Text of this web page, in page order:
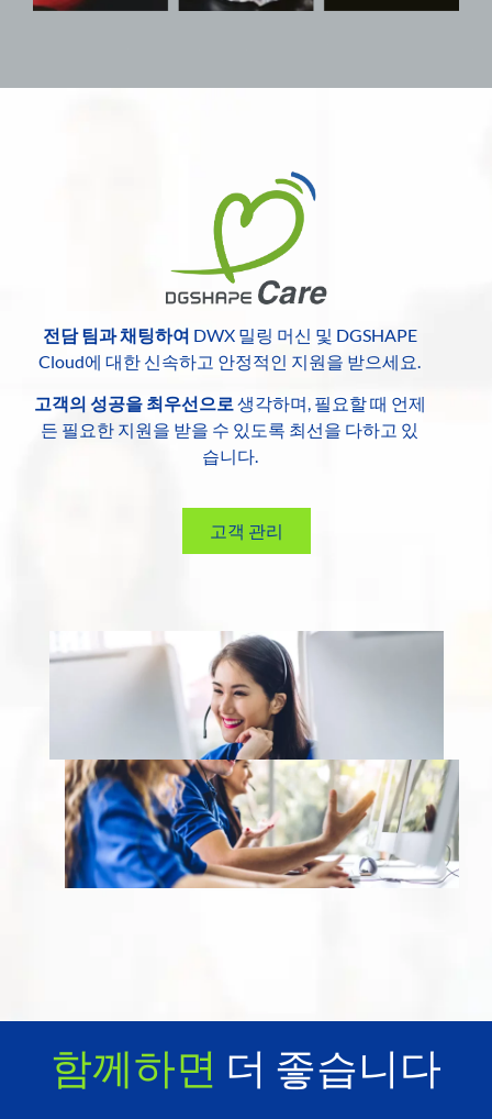
전담 팀과 채팅하여 DWX 밀링 머신 및 DGSHAPE
Cloud에 대한 신속하고 안정적인 지원을 받으세요.
고객의 성공을 최우선으로 생각하며, 필요할 때 언제
든 필요한 지원을 받을 수 있도록 최선을 다하고 있
습니다.
고객 관리
함께하면 더 좋습니다